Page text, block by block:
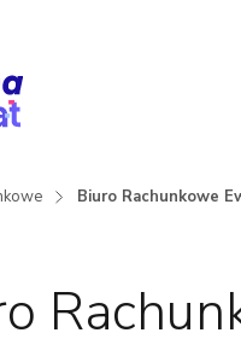
Biuro Rachunkowe